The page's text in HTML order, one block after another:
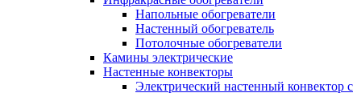
Напольные обогреватели
Настенный обогреватель
Потолочные обогреватели
Камины электрические
Настенные конвекторы
Электрический настенный конвектор с